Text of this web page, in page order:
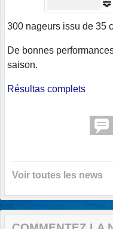
300 nageurs issu de 35
De bonnes
saison.
Résultas complets
Voir toutes les news